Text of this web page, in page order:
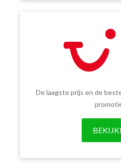
De laagste prijs en de